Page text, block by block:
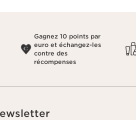
Gagnez 10 points par
euro et échangez-les
contre des
récompenses